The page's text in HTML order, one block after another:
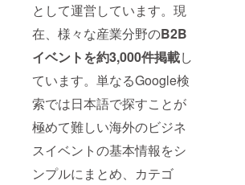
として運営しています。現
在、様々な産業分野のB2B
イベントを約3,000件掲載し
ています。単なるGoogle検
索では日本語で探すことが
極めて難しい海外のビジネ
スイベントの基本情報をシ
ンプルにまとめ、カテゴ